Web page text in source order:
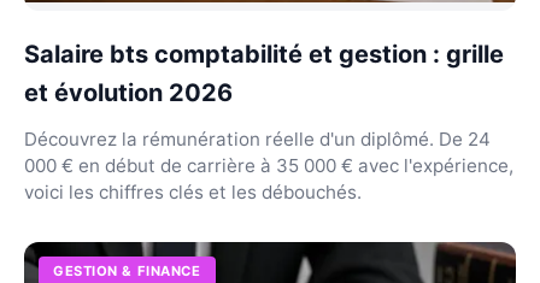
Salaire bts comptabilité et gestion : grille
et évolution 2026
Découvrez la rémunération réelle d'un diplômé. De 24
000 € en début de carrière à 35 000 € avec l'expérience,
voici les chiffres clés et les débouchés.
GESTION & FINANCE